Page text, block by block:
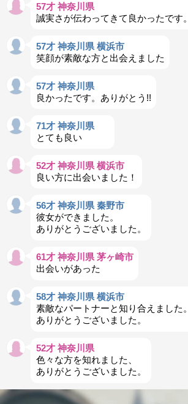
57才 神奈川県
誠実さが伝わってきて良かったです。
57才 神奈川県 横浜市
笑顔が素敵な方と出会えました
57才 神奈川県
良かったです。ありがとう!!
71才 神奈川県
とても良い
52才 神奈川県 横浜市
良い方に出会いました！
56才 神奈川県 秦野市
彼女ができました。
ありがとうございました。
61才 神奈川県 茅ヶ崎市
出会いがあった
58才 神奈川県 横浜市
素敵なパートナーと知り合えました。
ありがとうございました。
52才 神奈川県
色々な方を知れました、
ありがとうございました。